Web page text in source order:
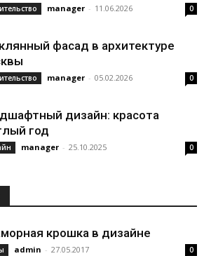
manager - 11.06.2026 0
фасад в архитектуре
manager - 05.02.2026 0
дизайн: красота
год
manager - 25.10.2025 0
крошка в дизайне
admin - 27.05.2017 0